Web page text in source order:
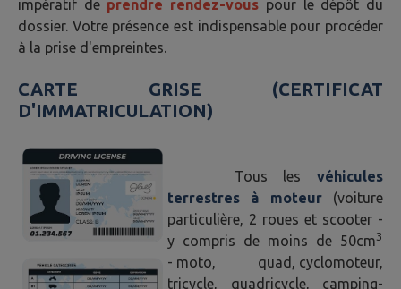
impératif de prendre rendez-vous pour le dépôt du
dossier. Votre présence est indispensable pour procéder
à la prise d'empreintes.
CARTE GRISE (CERTIFICAT
D'IMMATRICULATION)
Tous lesvéhicules
terrestres à moteur
(voiture
particulière, 2 roues et scooter -
y compris de moins de 50cm3
- moto, quad, cyclomoteur,
tricycle, quadricycle, camping-